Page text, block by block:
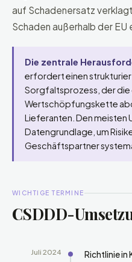
auf Schadenersatz
Schaden außerhalb der
Die zentrale
erfordert einen
Sorgfaltsprozess, der die
Wertschöpfungskette
Lieferanten. Den meisten
Datengrundlage, um
Geschäftspartner
WICHTIGE TERMINE
CSDDD-
Juli 2024 Richtlinie